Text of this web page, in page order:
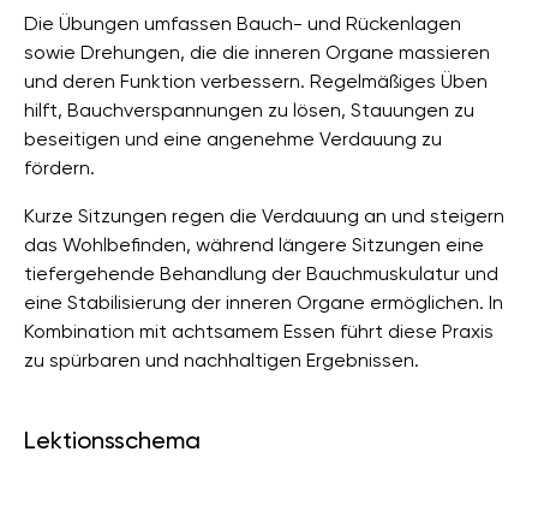
Die Übungen umfassen Bauch- und Rückenlagen
sowie Drehungen, die die inneren Organe massieren
und deren Funktion verbessern. Regelmäßiges Üben
hilft, Bauchverspannungen zu lösen, Stauungen zu
beseitigen und eine angenehme Verdauung zu
fördern.
Kurze Sitzungen regen die Verdauung an und steigern
das Wohlbefinden, während längere Sitzungen eine
tiefergehende Behandlung der Bauchmuskulatur und
eine Stabilisierung der inneren Organe ermöglichen. In
Kombination mit achtsamem Essen führt diese Praxis
zu spürbaren und nachhaltigen Ergebnissen.
Lektionsschema